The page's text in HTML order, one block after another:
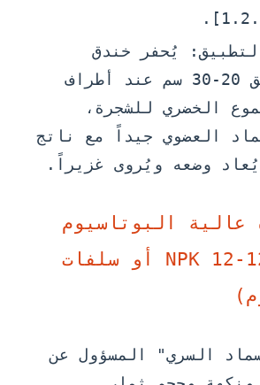
يُحفر خندق
دائرى بعمق 20-30 سم عند أطراف
الخضري للشجرة،
العضوي جيداً مع ناتج
وضعه ويُروى غزيراً.
عالية البوتاسيوم
(مثل NPK 12-12-36 أو سلفات
السري" المسؤول عن